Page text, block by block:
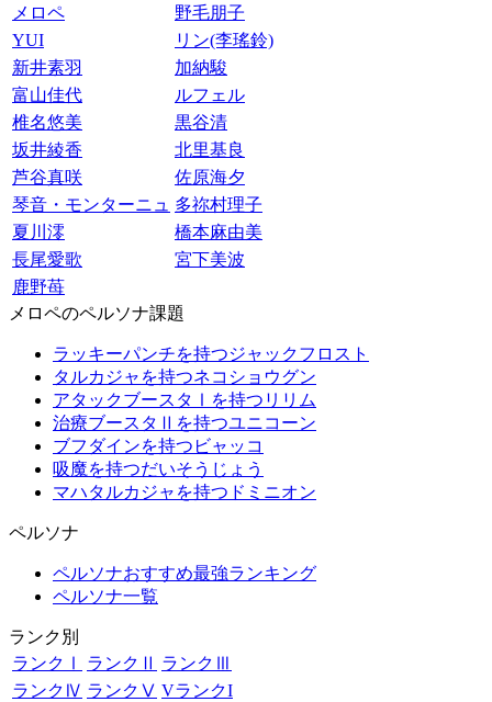
メロペ
野毛朋子
YUI
リン(李瑤鈴)
新井素羽
加納駿
富山佳代
ルフェル
椎名悠美
黒谷清
坂井綾香
北里基良
芦谷真咲
佐原海夕
琴音・モンターニュ 多祢村理子
夏川澪
橋本麻由美
長尾愛歌
宮下美波
鹿野苺
メロペのペルソナ課題
ラッキーパンチを持つジャックフロスト
タルカジャを持つネコショウグン
アタックブースタⅠを持つリリム
治療ブースタⅡを持つユニコーン
ブフダインを持つビャッコ
吸魔を持つだいそうじょう
マハタルカジャを持つドミニオン
ペルソナ
ペルソナおすすめ最強ランキング
ペルソナ一覧
ランク別
ランクⅠ
ランクⅡ ランクⅢ
ランクⅣ ランクⅤ VランクI